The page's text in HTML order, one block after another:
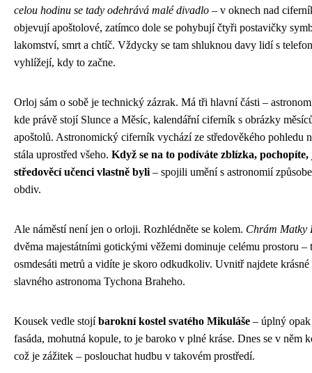
celou hodinu se tady odehrává malé divadlo – v oknech nad
objevují apoštolové, zatímco dole se pohybují čtyři postavičky
lakomství, smrt a chtíč. Vždycky se tam shluknou davy lidí s
vyhlížejí, kdy to začne.
Orloj sám o sobě je technický zázrak. Má tři hlavní části –
kde právě stojí Slunce a Měsíc, kalendářní ciferník s obrázky
apoštolů. Astronomický ciferník vychází ze středověkého pohledu
stála uprostřed všeho. Když se na to podíváte zblízka,
středověcí učenci vlastně byli – spojili umění s astronomií
obdiv.
Ale náměstí není jen o orloji. Rozhlédněte se kolem. Chrám Matky
dvěma majestátními gotickými věžemi dominuje celému prostoru –
osmdesáti metrů a vidíte je skoro odkudkoliv. Uvnitř najdete
slavného astronoma Tychona Braheho.
Kousek vedle stojíbarokní kostel svatého Mikuláše – úplný
fasáda, mohutná kopule, to je baroko v plné kráse. Dnes se v něm
což je zážitek – poslouchat hudbu v takovém prostředí.